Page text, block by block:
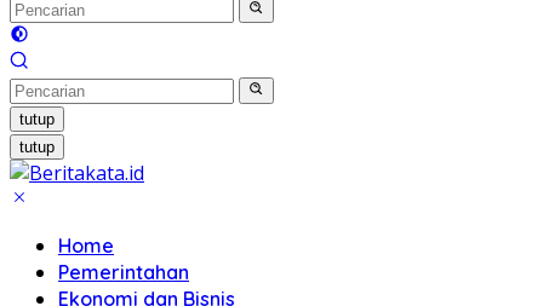
tutup
tutup
Home
Pemerintahan
Ekonomi dan Bisnis